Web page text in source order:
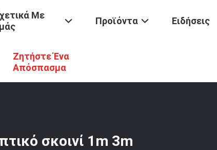
Με
Προϊόντα Ειδήσεις
Ζητήστε Ένα
Απόσπασμα
Υάλου / FTTH LC - LC OM3 150 Οπτικό Σκοινί 1m 3m 5m
σκοινί 1m 3m